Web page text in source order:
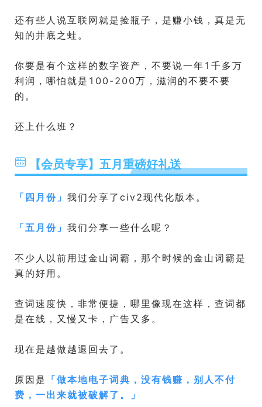
还有些人说互联网就是捡瓶子，是赚小钱，真是无
知的井底之蛙。
你要是有个这样的数字资产，不要说一年1千多万
利润，哪怕就是100-200万，滋润的不要不要
的。
还上什么班？
【会员专享】五月重磅好礼送
「 四月份 」 我们分享了civ2现代化版本。
「五月份 」 我们分享一些什么呢？
不少人以前用过金山词霸，那个时候的金山词霸是
真的好用。
查词速度快，非常便捷，哪里像现在这样，查词都
是在线，又慢又卡，广告又多。
现在是越做越退回去了。
原因是 「做本地电子词典，没有钱赚，别人不付
费，一出来就被破解了。
」